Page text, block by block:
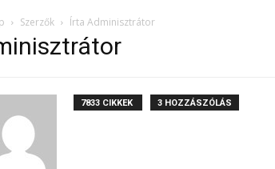
Újság
Szerzők Írta Adminisztrátor
7833 CIKKEK 3 HOZZÁSZÓLÁS